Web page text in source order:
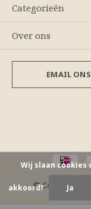
Categorieën
Over ons
EMAIL ONS
© Copyright
Wij slaan cookies
akkoord? Ja